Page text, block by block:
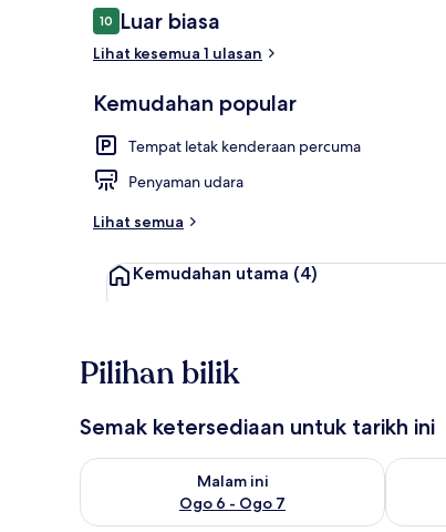
Ulasan
1010 daripada 10
Luar biasa
Lihat kesemua 1 ulasan
Kemudahan popular
Tempat letak kenderaan percuma
Penyaman udara
Lihat semua
Kemudahan utama (4)
Pilihan bilik
Semak ketersediaan untuk tarikh ini
Malam ini
Ogo 6 - Ogo 7
Semak ketersediaan untuk malam ini Ogo 6 -
Semak